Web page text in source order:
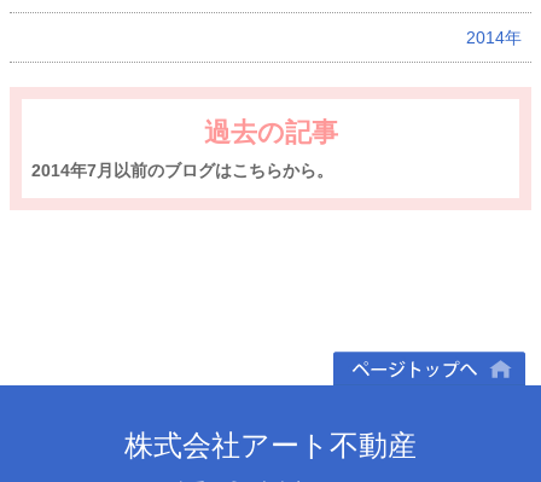
2014年
過去の記事
2014年7月以前のブログはこちらから。
株式会社アート不動産